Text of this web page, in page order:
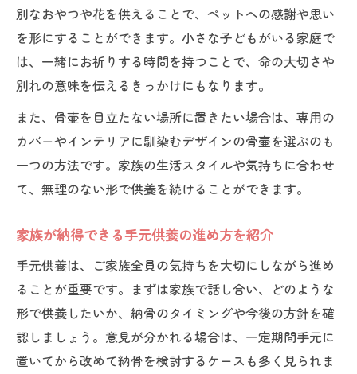
別なおやつや花を供えることで、ペットへの感謝や思い
を形にすることができます。小さな子どもがいる家庭で
は、一緒にお祈りする時間を持つことで、命の大切さや
別れの意味を伝えるきっかけにもなります。
また、骨壷を目立たない場所に置きたい場合は、専用の
カバーやインテリアに馴染むデザインの骨壷を選ぶのも
一つの方法です。家族の生活スタイルや気持ちに合わせ
て、無理のない形で供養を続けることができます。
家族が納得できる手元供養の進め方を紹介
手元供養は、ご家族全員の気持ちを大切にしながら進め
ることが重要です。まずは家族で話し合い、どのような
形で供養したいか、納骨のタイミングや今後の方針を確
認しましょう。意見が分かれる場合は、一定期間手元に
置いてから改めて納骨を検討するケースも多く見られま